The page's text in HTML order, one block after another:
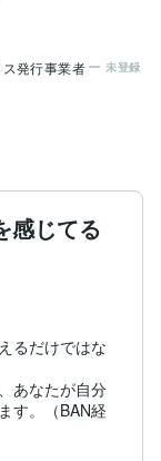
発行事業者 未登録
感じてる
るだけではな
あなたが自分
す。（BAN経